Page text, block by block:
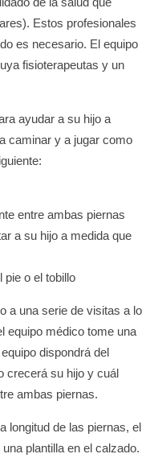
Estos profesionales
es necesario. El equipo
fisioterapeutas y un
ayudar a su hijo a
caminar y a jugar como
entre ambas piernas
a su hijo a medida que
pie o el tobillo
a una serie de visitas a lo
equipo médico tome una
dispondrá del
crecerá su hijo y cuál
ambas piernas.
longitud de las piernas, el
plantilla en el calzado.